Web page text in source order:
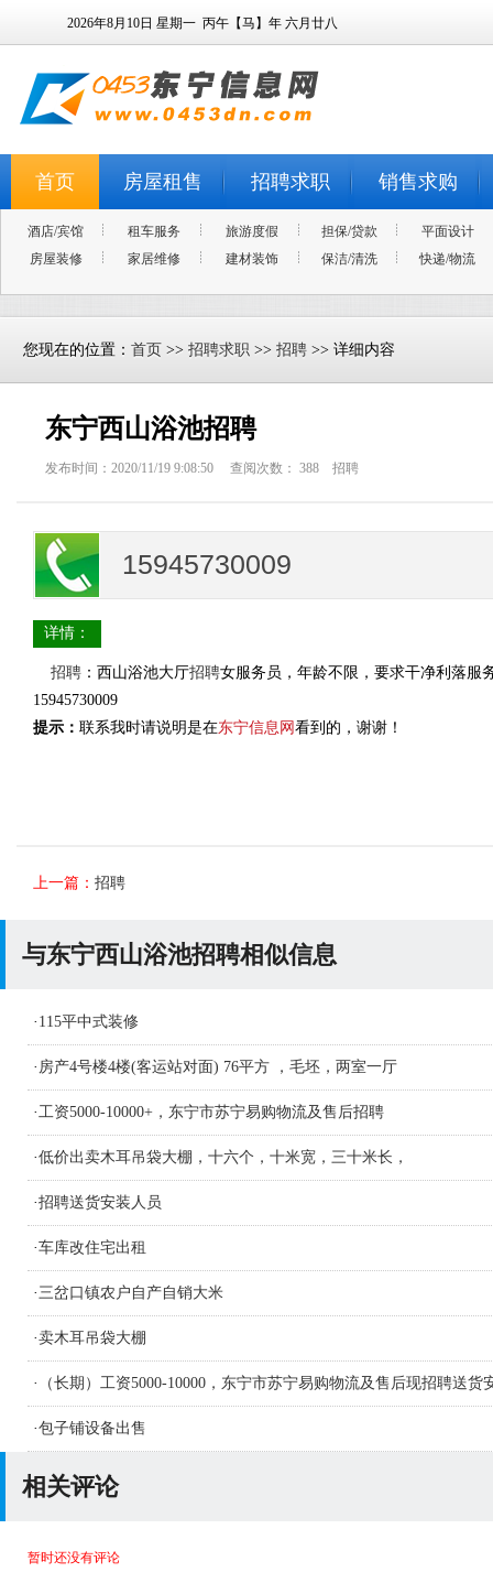
2026年8月10日 星期一 丙午【马】年 六月廿八
首页 房屋租售 招聘求职 销售求购
酒店/宾馆 租车服务 旅游度假 担保/贷款
平面设计
房屋装修
家居维修 建材装饰 保洁/清洗 快递/物流
您现在的位置： 首页 >> 招聘求职 >> 招聘 >> 详细内容
东宁西山浴池招聘
发布时间：2020/11/19 9:08:50 查阅次数： 388 招聘
15945730009
详情：
招聘 ：西山浴池大厅招聘女服务员，年龄不限，要求干净利落服
15945730009
提示： 联系我时请说明是在东宁信息网 看到的，谢谢！
上一篇： 招聘
与东宁西山浴池招聘相似信息
· 115平中式装修
· 房产4号楼4楼(客运站对面) 76平方 ，毛坯，两室一厅
·工资5000-10000+，东宁市苏宁易购物流及售后招聘
·低价出卖木耳吊袋大棚，十六个，十米宽，三十米长，
·招聘送货安装人员
·车库改住宅出租
·三岔口镇农户自产自销大米
·卖木耳吊袋大棚
·
（长期）工资5000-10000，东宁市苏宁易购物流及售后现招聘送货
人员及学徒若干名
·包子铺设备出售
相关评论
暂时还没有评论